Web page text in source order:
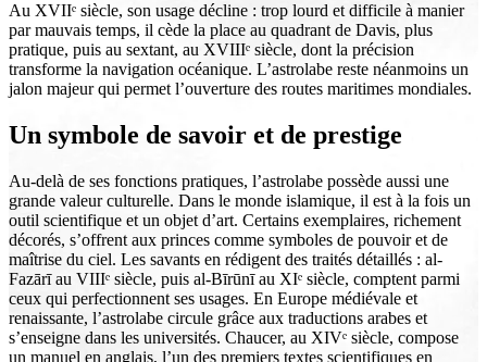
Au XVIIᵉ siècle, son usage décline : trop lourd et difficile à manier
par mauvais temps, il cède la place au quadrant de Davis, plus
pratique, puis au sextant, au XVIIIᵉ siècle, dont la précision
transforme la navigation océanique. L’astrolabe reste néanmoins un
jalon majeur qui permet l’ouverture des routes maritimes mondiales.
Un symbole de savoir et de prestige
Au-delà de ses fonctions pratiques, l’astrolabe possède aussi une
grande valeur culturelle. Dans le monde islamique, il est à la fois un
outil scientifique et un objet d’art. Certains exemplaires, richement
décorés, s’offrent aux princes comme symboles de pouvoir et de
maîtrise du ciel. Les savants en rédigent des traités détaillés : al-
Fazārī au VIIIᵉ siècle, puis al-Bīrūnī au XIᵉ siècle, comptent parmi
ceux qui perfectionnent ses usages. En Europe médiévale et
renaissante, l’astrolabe circule grâce aux traductions arabes et
s’enseigne dans les universités. Chaucer, au XIVᵉ siècle, compose
un manuel en anglais, l’un des premiers textes scientifiques en